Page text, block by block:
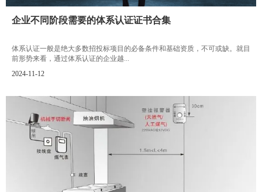
企业不同阶段需要的体系认证证书合集
体系认证一般是绝大多数招投标项目的必备条件和基础资质，不可或缺。就目
前形势来看，通过体系认证的企业越...
2024-11-12